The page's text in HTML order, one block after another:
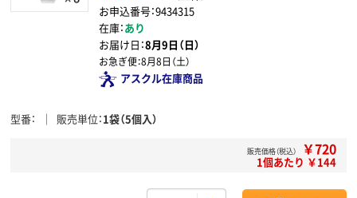
お申込番号：9434315
在庫：あり
お届け日：8月9日（日）
お急ぎ便：8月8日（土）
アスクル在庫商品
型番 販売単位 1袋（5個入）
販売価格（税込） ￥720
1個あたり ￥144